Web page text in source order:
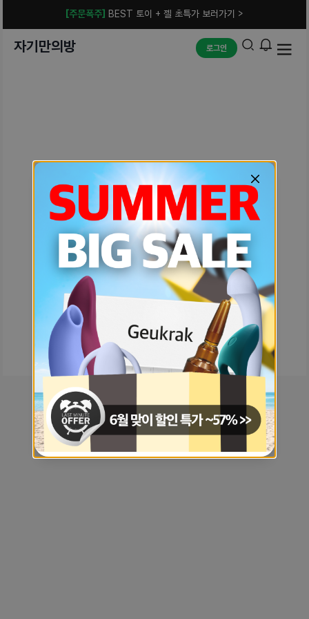
[주문폭주] BEST 토이 + 젤 초특가 보러가기 >
자기만의방 로그인
예상치 못한 에러입니다.